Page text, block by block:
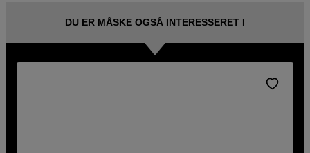
DU ER MÅSKE OGSÅ INTERESSERET I